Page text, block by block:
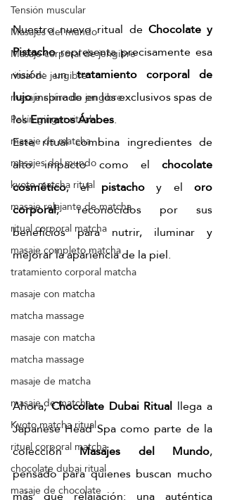
Tensión muscular
Masajes del mundo
Masaje corporal de jengibre
ritual de jengibre
masaje chino de jengibre
Pekín ginger ritual
masaje de matcha
masajes del mundo
kyoto matcha ritual
masaje relajante de matcha
ritual corporal matcha
masaje completo matcha
tratamiento corporal matcha
masaje con matcha
matcha massage
masaje con matcha
matcha massage
masaje de matcha
masaje de matcha
Kyoto matcha ritual
ritual corporal matcha
chocolate dubai ritual
masaje de chocolate
Nuestro nuevo ritual de Chocolate y
Pistacho representa precisamente esa
visión: un tratamiento corporal de
lujo inspirado en los exclusivos spas de
los Emiratos Árabes.
Este ritual combina ingredientes de
alto impacto como el chocolate
cosmético, el pistacho y el oro
corporal, reconocidos por sus
beneficios para nutrir, iluminar y
mejorar la apariencia de la piel.
Ahora, Chocolate Dubai Ritual llega a
Japanese Head Spa como parte de la
colección Masajes del Mundo,
pensado para quienes buscan mucho